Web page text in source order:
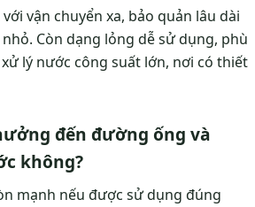
vận chuyển xa, bảo quản lâu dài
Còn dạng lỏng dễ sử dụng, phù
lý nước công suất lớn, nơi có thiết
đến đường ống và
không?
mạnh nếu được sử dụng đúng